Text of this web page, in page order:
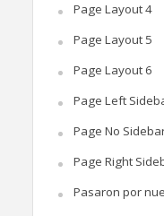
Page Layout 4
Page Layout 5
Page Layout 6
Page Left
Page No
Page Right
Pasaron por